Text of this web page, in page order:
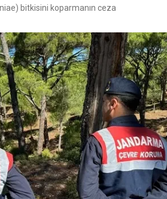
bitkisini koparmanın ceza